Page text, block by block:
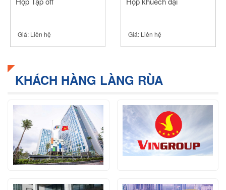
Giá: Liên hệ Giá: Liên hệ
KHÁCH HÀNG LÀNG RÙA